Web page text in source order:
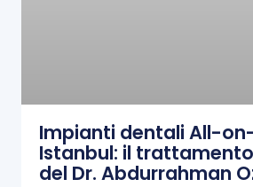
Impianti dentali All-
Istanbul: il
del Dr. Abdurrahman